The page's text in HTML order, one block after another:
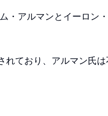
・アルマンとイーロン
ており、アルマン氏